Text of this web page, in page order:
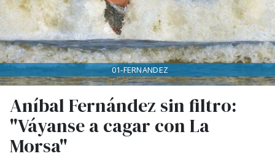
Aníbal Fernández sin filtro:
"Váyanse a cagar con La
Morsa"
01-FERNANDEZ